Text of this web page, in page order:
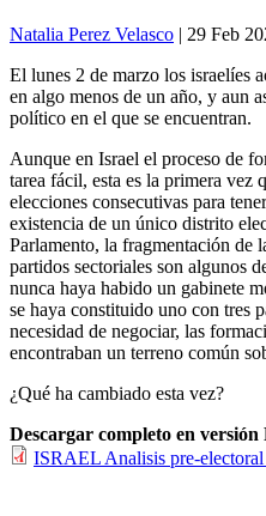
Natalia Perez Velasco | 29 Feb
El lunes 2 de marzo los israelíes
en algo menos de un año, y aun
político en el que se encuentran.
Aunque en Israel el proceso de
tarea fácil, esta es la primera vez
elecciones consecutivas para
existencia de un único distrito
Parlamento, la fragmentación de
partidos sectoriales son algunos
nunca haya habido un gabinete
se haya constituido uno con tres
necesidad de negociar, las
encontraban un terreno común
¿Qué ha cambiado esta vez?
Descargar completo en versión
ISRAEL Analisis pre-